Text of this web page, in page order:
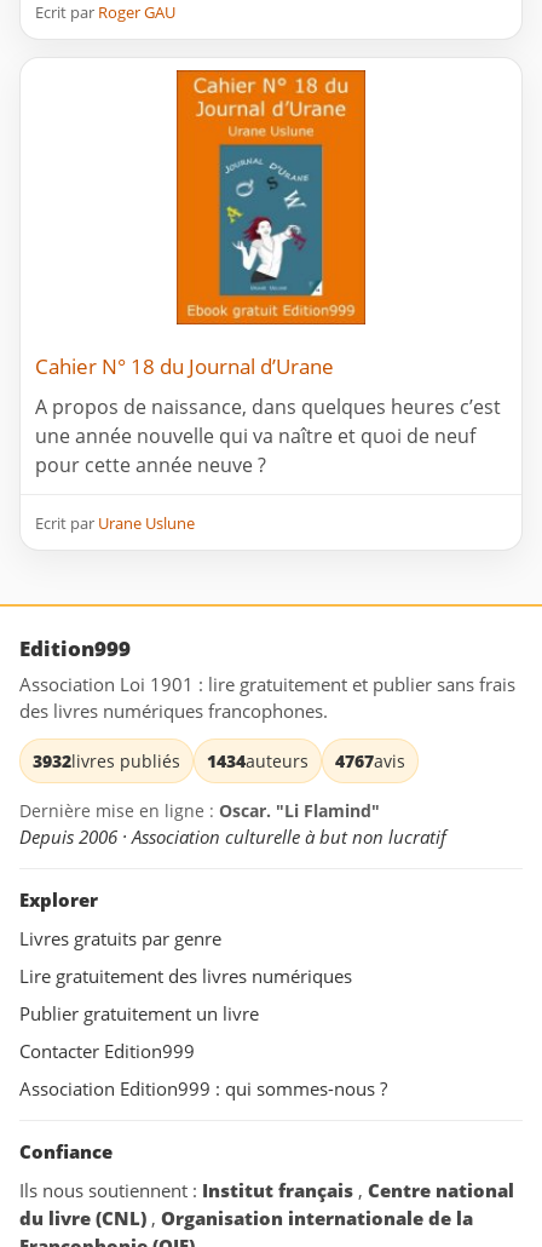
Ecrit par Roger GAU
Cahier N° 18 du Journal d’Urane
A propos de naissance, dans quelques heures c’est
une année nouvelle qui va naître et quoi de neuf
pour cette année neuve ?
Ecrit par Urane Uslune
Edition999
Association Loi 1901 : lire gratuitement et publier sans frais
des livres numériques francophones.
3932livres publiés 1434auteurs 4767avis
Dernière mise en ligne : Oscar. "Li Flamind"
Depuis 2006 · Association culturelle à but non lucratif
Explorer
Livres gratuits par genre
Lire gratuitement des livres numériques
Publier gratuitement un livre
Contacter Edition999
Association Edition999 : qui sommes-nous ?
Confiance
Ils nous soutiennent : Institut français , Centre national
du livre (CNL) , Organisation internationale de la